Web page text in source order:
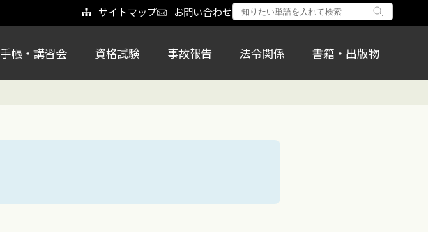
サイトマップ お問い合わせ
手帳・講習会 資格試験 事故報告 法令関係 書籍・出版物